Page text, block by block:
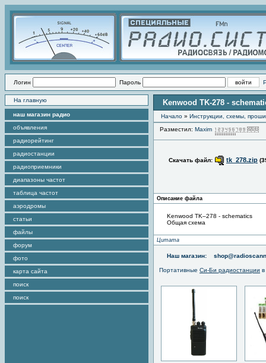
Логин Пароль
На главную
наш магазин радио
объявления
радиорейтинг
радиостанции
радиоприемники
диапазоны частот
таблица частот
аэродромы
статьи
файлы
форум
фото
карта сайта
поиск
поиск
Kenwood TK-278 -
Начало » Инструкции, схемы,
Разместил: Maxim
Скачать файл: tk_278.zip
Описание файла
Kenwood TK–278 - schematics
Общая схема
Цитата
Наш магазин:
Портативные Си-Би радиостанции